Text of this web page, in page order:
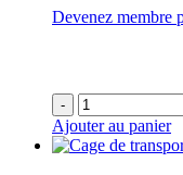
Devenez membre
-
Ajouter au panier